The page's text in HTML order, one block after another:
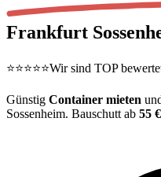
Frankfurt
⭐⭐⭐⭐⭐Wir sind TOP
Günstig Container mieten
Sossenheim. Bauschutt ab 55